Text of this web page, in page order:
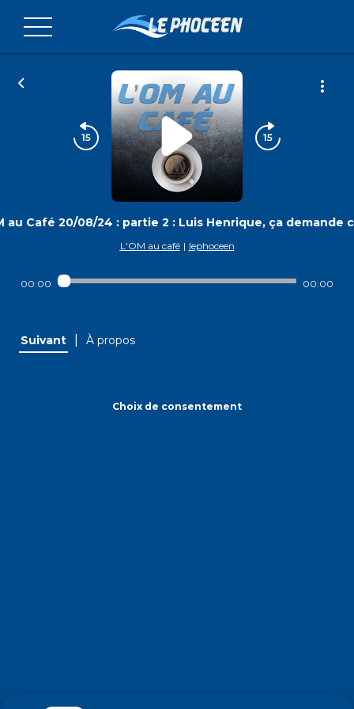
au Café 20/08/24 : partie 2 : Luis Henrique, ça demande
L'OM au café | lephoceen
00:00 00:00
Suivant À propos
Choix de consentement